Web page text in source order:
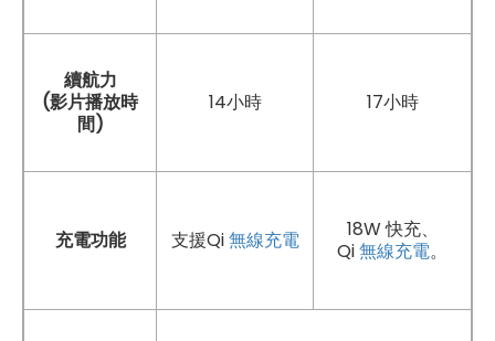
續航力
(影片播放時
間)
14小時 17小時
充電功能 支援Qi無線充電
18W 快充、
Qi無線充電。